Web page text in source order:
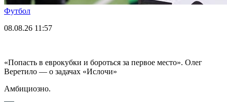
Футбол
08.08.26 11:57
«Попасть в еврокубки и бороться за первое место». Олег
Веретило — о задачах «Ислочи»
Амбициозно.